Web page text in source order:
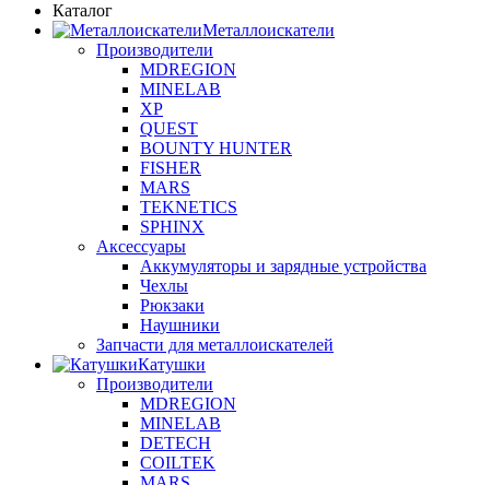
Каталог
Металлоискатели
Производители
MDREGION
MINELAB
XP
QUEST
BOUNTY HUNTER
FISHER
MARS
TEKNETICS
SPHINX
Аксессуары
Аккумуляторы и зарядные устройства
Чехлы
Рюкзаки
Наушники
Запчасти для металлоискателей
Катушки
Производители
MDREGION
MINELAB
DETECH
COILTEK